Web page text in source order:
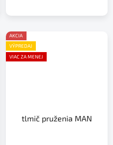
AKCIA
VÝPREDAJ
VIAC ZA MENEJ
tlmič pruženia MAN